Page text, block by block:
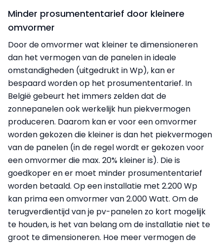
Minder prosumententarief door kleinere
omvormer
Door de omvormer wat kleiner te dimensioneren
dan het vermogen van de panelen in ideale
omstandigheden (uitgedrukt in Wp), kan er
bespaard worden op het prosumententarief. In
België gebeurt het immers zelden dat de
zonnepanelen ook werkelijk hun piekvermogen
produceren. Daarom kan er voor een omvormer
worden gekozen die kleiner is dan het piekvermogen
van de panelen (in de regel wordt er gekozen voor
een omvormer die max. 20% kleiner is). Die is
goedkoper en er moet minder prosumententarief
worden betaald. Op een installatie met 2.200 Wp
kan prima een omvormer van 2.000 Watt. Om de
terugverdientijd van je pv-panelen zo kort mogelijk
te houden, is het van belang om de installatie niet te
groot te dimensioneren. Hoe meer vermogen de